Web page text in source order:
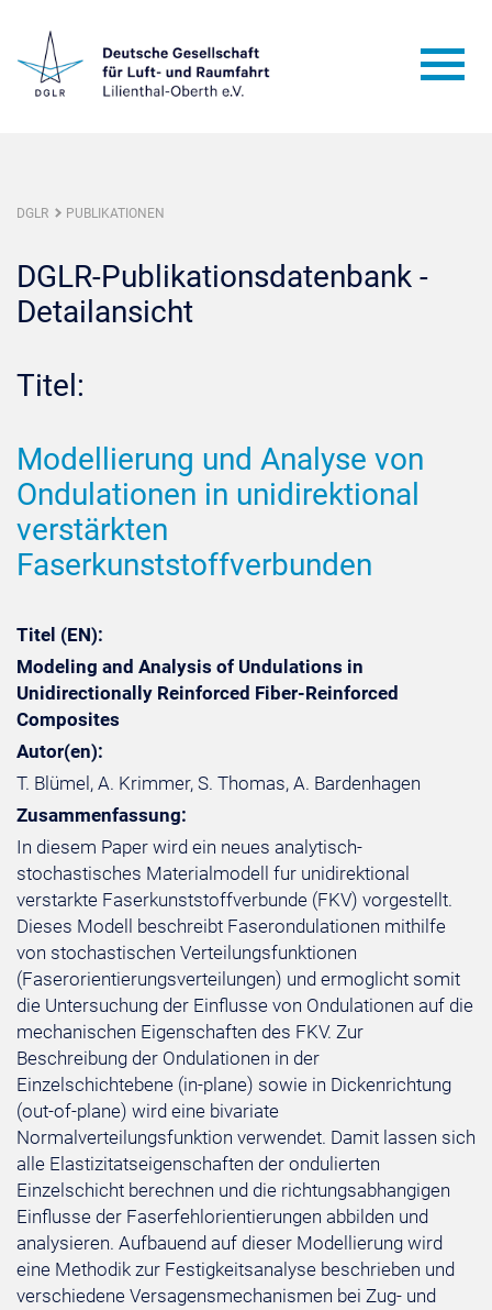
DGLR PUBLIKATIONEN
DGLR-Publikationsdatenbank -
Detailansicht
Titel:
Modellierung und Analyse von
Ondulationen in unidirektional
verstärkten
Faserkunststoffverbunden
Titel (EN):
Modeling and Analysis of Undulations in
Unidirectionally Reinforced Fiber-Reinforced
Composites
Autor(en):
T. Blümel, A. Krimmer, S. Thomas, A. Bardenhagen
Zusammenfassung:
In diesem Paper wird ein neues analytisch-
stochastisches Materialmodell fur unidirektional
verstarkte Faserkunststoffverbunde (FKV) vorgestellt.
Dieses Modell beschreibt Faserondulationen mithilfe
von stochastischen Verteilungsfunktionen
(Faserorientierungsverteilungen) und ermoglicht somit
die Untersuchung der Einflusse von Ondulationen auf die
mechanischen Eigenschaften des FKV. Zur
Beschreibung der Ondulationen in der
Einzelschichtebene (in-plane) sowie in Dickenrichtung
(out-of-plane) wird eine bivariate
Normalverteilungsfunktion verwendet. Damit lassen sich
alle Elastizitatseigenschaften der ondulierten
Einzelschicht berechnen und die richtungsabhangigen
Einflusse der Faserfehlorientierungen abbilden und
analysieren. Aufbauend auf dieser Modellierung wird
eine Methodik zur Festigkeitsanalyse beschrieben und
verschiedene Versagensmechanismen bei Zug- und